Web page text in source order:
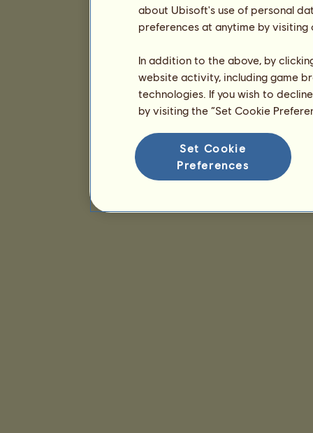
about Ubisoft's use of personal
preferences at anytime by
In addition to the above, by
website activity, including game
technologies. If you wish to
by visiting the “Set Cookie
Set Cookie
Preferences